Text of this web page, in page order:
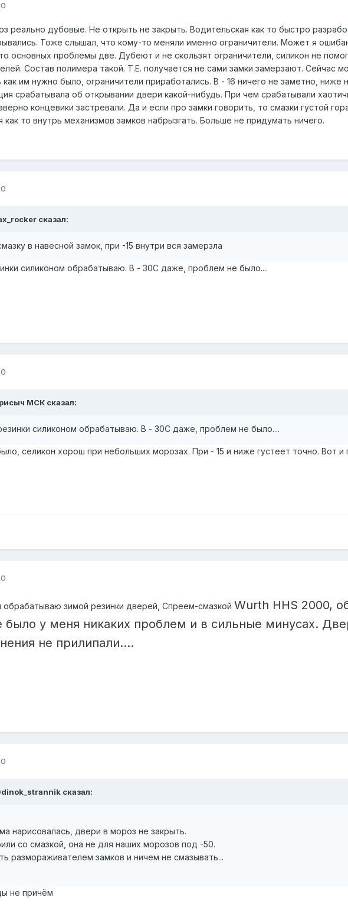
реально дубовые. Не открыть не закрыть. Водительская как то быстро
Тоже слышал, что кому-то меняли именно ограничители. Может я
основных проблемы две. Дубеют и не скользят ограничители, силикон не
Состав полимера такой. Т.Е. получается не сами замки замерзают. Сейчас
им нужно было, ограничители приработались. В - 16 ничего не заметно,
срабатывала об открывании двери какой-нибудь. При чем срабатывали
концевики застревали. Да и если про замки говорить, то смазки густой
как то внутрь механизмов замков набрызгать. Больше не придумать ничего.
сказал:
в навесной замок, при -15 внутри вся замерзла
силиконом обрабатываю. В - 30С даже, проблем не было....
МСК сказал:
силиконом обрабатываю. В - 30С даже, проблем не было....
селикон хорош при небольших морозах. При - 15 и ниже густеет точно. Вот и
зимой резинки дверей, Спреем-смазкой Wurth HHS 2000,
было у меня никаких проблем и в сильные минусах.
не прилипали....
сказал:
нарисовалась, двери в мороз не закрыть.
со смазкой, она не для наших морозов под -50.
размораживателем замков и ничем не смазывать...
не причём